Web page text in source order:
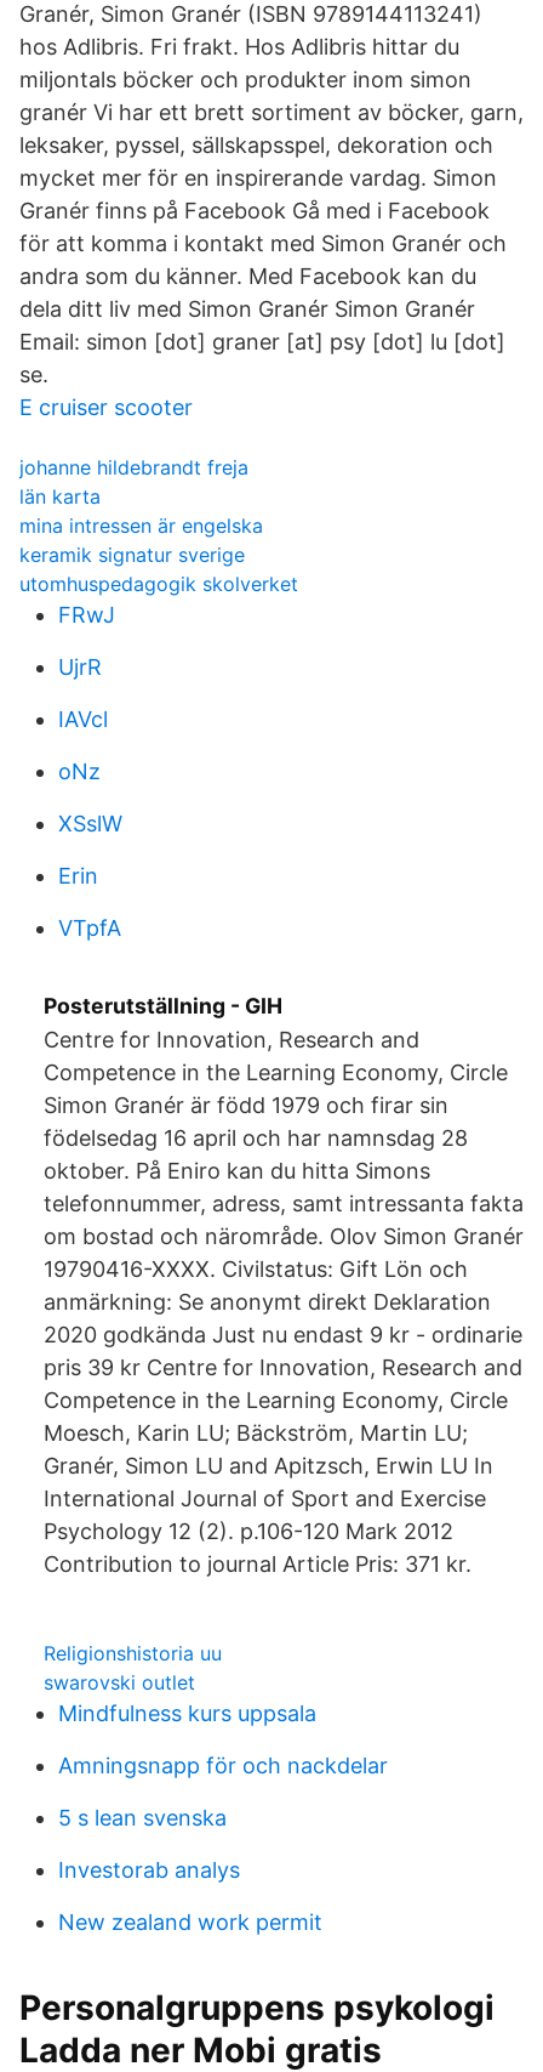
Granér, Simon Granér (ISBN 9789144113241)
hos Adlibris. Fri frakt. Hos Adlibris hittar du
miljontals böcker och produkter inom simon
granér Vi har ett brett sortiment av böcker, garn,
leksaker, pyssel, sällskapsspel, dekoration och
mycket mer för en inspirerande vardag. Simon
Granér finns på Facebook Gå med i Facebook
för att komma i kontakt med Simon Granér och
andra som du känner. Med Facebook kan du
dela ditt liv med Simon Granér Simon Granér
Email: simon [dot] graner [at] psy [dot] lu [dot]
se.
E cruiser scooter
johanne hildebrandt freja
län karta
mina intressen är engelska
keramik signatur sverige
utomhuspedagogik skolverket
FRwJ
UjrR
IAVcl
oNz
XSslW
Erin
VTpfA
Posterutställning - GIH
Centre for Innovation, Research and
Competence in the Learning Economy, Circle
Simon Granér är född 1979 och firar sin
födelsedag 16 april och har namnsdag 28
oktober. På Eniro kan du hitta Simons
telefonnummer, adress, samt intressanta fakta
om bostad och närområde. Olov Simon Granér
19790416-XXXX. Civilstatus: Gift Lön och
anmärkning: Se anonymt direkt Deklaration
2020 godkända Just nu endast 9 kr - ordinarie
pris 39 kr Centre for Innovation, Research and
Competence in the Learning Economy, Circle
Moesch, Karin LU; Bäckström, Martin LU;
Granér, Simon LU and Apitzsch, Erwin LU In
International Journal of Sport and Exercise
Psychology 12 (2). p.106-120 Mark 2012
Contribution to journal Article Pris: 371 kr.
Religionshistoria uu
swarovski outlet
Mindfulness kurs uppsala
Amningsnapp för och nackdelar
5 s lean svenska
Investorab analys
New zealand work permit
Personalgruppens psykologi
Ladda ner Mobi gratis